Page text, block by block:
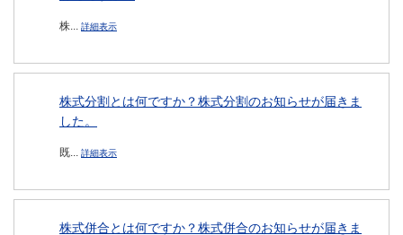
株... 詳細表示
株式分割とは何ですか？株式分割のお知らせが届きま
した。
既... 詳細表示
株式併合とは何ですか？株式併合のお知らせが届きま